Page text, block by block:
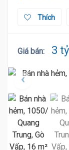
Thích
Giá bán: 3